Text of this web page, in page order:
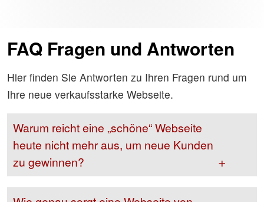
FAQ Fragen und Antworten
Hier finden Sie Antworten zu Ihren Fragen rund um
Ihre neue verkaufsstarke Webseite.
Warum reicht eine „schöne“ Webseite
heute nicht mehr aus, um neue Kunden
zu gewinnen?
Eine rein optisch ansprechende Webseite